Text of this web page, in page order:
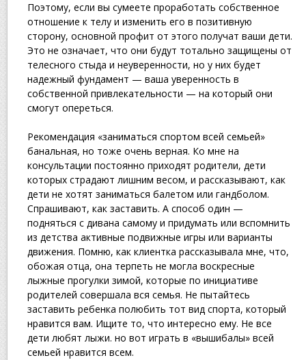
Поэтому, если вы сумеете проработать собственное
отношение к телу и изменить его в позитивную
сторону, основной профит от этого получат ваши дети.
Это не означает, что они будут тотально защищены от
телесного стыда и неуверенности, но у них будет
надежный фундамент — ваша уверенность в
собственной привлекательности — на который они
смогут опереться.
Рекомендация «заниматься спортом всей семьей»
банальная, но тоже очень верная. Ко мне на
консультации постоянно приходят родители, дети
которых страдают лишним весом, и рассказывают, как
дети не хотят заниматься балетом или гандболом.
Спрашивают, как заставить. А способ один —
подняться с дивана самому и придумать или вспомнить
из детства активные подвижные игры или варианты
движения. Помню, как клиентка рассказывала мне, что,
обожая отца, она терпеть не могла воскресные
лыжные прогулки зимой, которые по инициативе
родителей совершала вся семья. Не пытайтесь
заставить ребенка полюбить тот вид спорта, который
нравится вам. Ищите то, что интересно ему. Не все
дети любят лыжи. но вот играть в «вышибалы» всей
семьей нравится всем.